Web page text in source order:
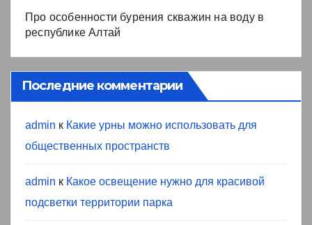
Про особенности бурения скважин на воду в
республике Алтай
Последние комментарии
admin к Какие урны можно использовать для
общественных пространств
admin к Какое освещение нужно для красивой
подсветки территории парка